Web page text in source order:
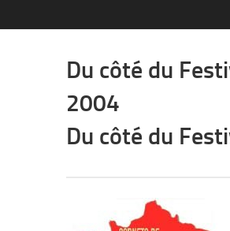
Du côté du
2004
Du côté du